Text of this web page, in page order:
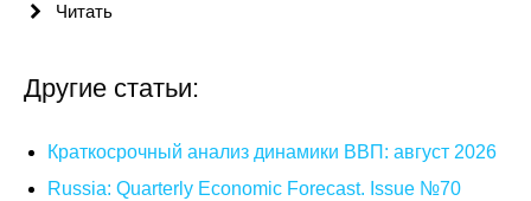
Читать
Другие статьи:
Краткосрочный анализ динамики ВВП: август 2026
Russia: Quarterly Economic Forecast. Issue №70